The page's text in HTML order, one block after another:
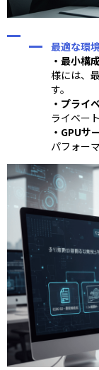
最適な環
・最小構
様には、
す。
・プライ
ライベー
・GPUサ
パフォー